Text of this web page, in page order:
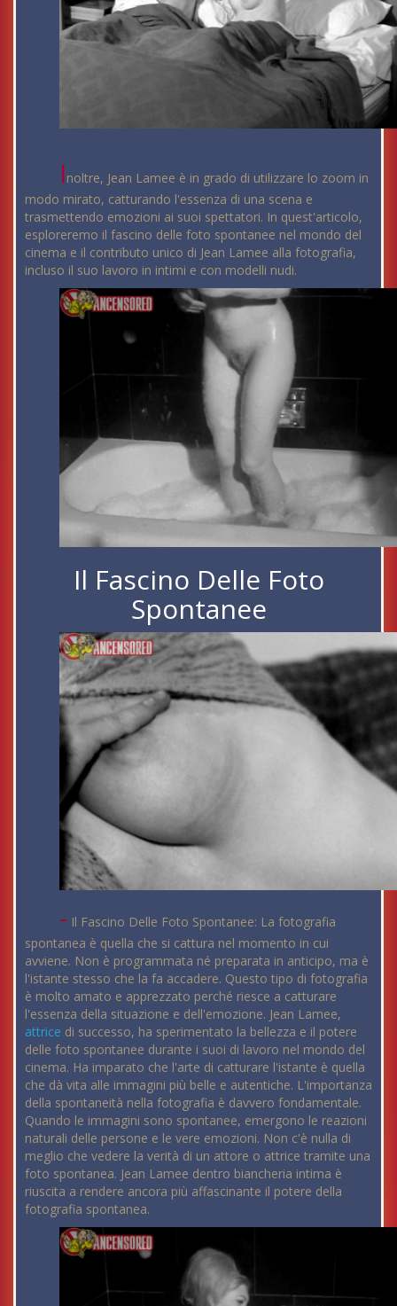
Inoltre, Jean Lamee è in grado di utilizzare lo zoom in
modo mirato, catturando l'essenza di una scena e
trasmettendo emozioni ai suoi spettatori. In quest'articolo,
esploreremo il fascino delle foto spontanee nel mondo del
cinema e il contributo unico di Jean Lamee alla fotografia,
incluso il suo lavoro in intimi e con modelli nudi.
Il Fascino Delle Foto
Spontanee
- Il Fascino Delle Foto Spontanee: La fotografia
spontanea è quella che si cattura nel momento in cui
avviene. Non è programmata né preparata in anticipo, ma è
l'istante stesso che la fa accadere. Questo tipo di fotografia
è molto amato e apprezzato perché riesce a catturare
l'essenza della situazione e dell'emozione. Jean Lamee,
attrice di successo, ha sperimentato la bellezza e il potere
delle foto spontanee durante i suoi di lavoro nel mondo del
cinema. Ha imparato che l'arte di catturare l'istante è quella
che dà vita alle immagini più belle e autentiche. L'importanza
della spontaneità nella fotografia è davvero fondamentale.
Quando le immagini sono spontanee, emergono le reazioni
naturali delle persone e le vere emozioni. Non c'è nulla di
meglio che vedere la verità di un attore o attrice tramite una
foto spontanea. Jean Lamee dentro biancheria intima è
riuscita a rendere ancora più affascinante il potere della
fotografia spontanea.